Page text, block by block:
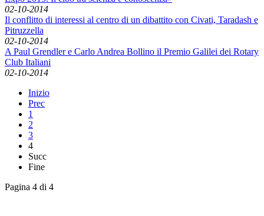
02-10-2014
Il conflitto di interessi al centro di un dibattito con Civati, Taradash e
Pitruzzella
02-10-2014
A Paul Grendler e Carlo Andrea Bollino il Premio Galilei dei Rotary
Club Italiani
02-10-2014
Inizio
Prec
1
2
3
4
Succ
Fine
Pagina 4 di 4